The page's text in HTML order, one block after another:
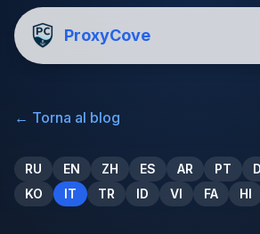
ProxyCove
← Torna al blog
RU EN ZH ES AR PT
KO
IT TR ID VI FA HI